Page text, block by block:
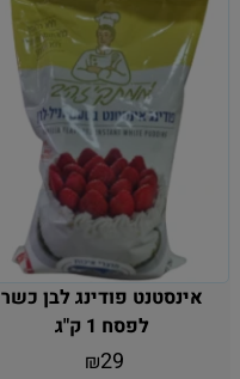
אינסטנט פודינג לבן כשר
לפסח 1 ק"ג
₪29